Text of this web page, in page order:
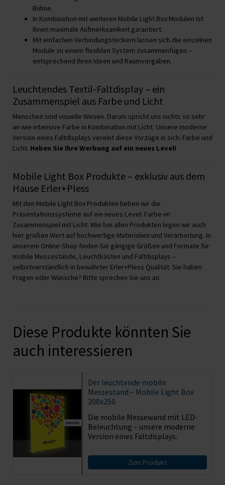
Bühne.
In Kombination mit weiteren Mobile Light Box Modulen ist
Ihnen maximale Aufmerksamkeit garantiert.
Mit einfachen Verbindungsteckern lassen sich die einzelnen
Module zu einem flexiblen System zusammenfügen –
entsprechend Ihren Ideen und Raumvorgaben.
Leuchtendes Textil-Faltdisplay – ein
Zusammenspiel aus Farbe und Licht
Menschen sind visuelle Wesen. Darum spricht uns nichts so sehr
an wie intensive Farbe in Kombination mit Licht. Unsere moderne
Version eines Faltdisplays vereint diese Vorzüge in sich: Farbe und
Licht. Heben Sie Ihre Werbung auf ein neues Level!
Mobile Light Box Produkte – exklusiv aus dem
Hause Erler+Pless
Mit den Mobile Light Box Produkten heben wir die
Präsentationssysteme auf ein neues Level: Farbe im
Zusammenspiel mit Licht. Wie bei allen Produkten legen wir auch
hier großen Wert auf hochwertige Materialien und Verarbeitung. In
unserem Online-Shop finden Sie gängige Größen und Formate für
mobile Messestände, Leuchtkästen und Faltdisplays –
selbstverständlich in bewährter Erler+Pless Qualität. Sie haben
Fragen oder Wünsche? Bitte sprechen Sie uns an.
Diese Produkte könnten Sie
auch interessieren
Der leuchtende mobile
Messestand – Mobile Light Box
200x250
Die mobile Messewand mit LED-
Beleuchtung – unsere moderne
Version eines Faltdisplays.
Zum Produkt